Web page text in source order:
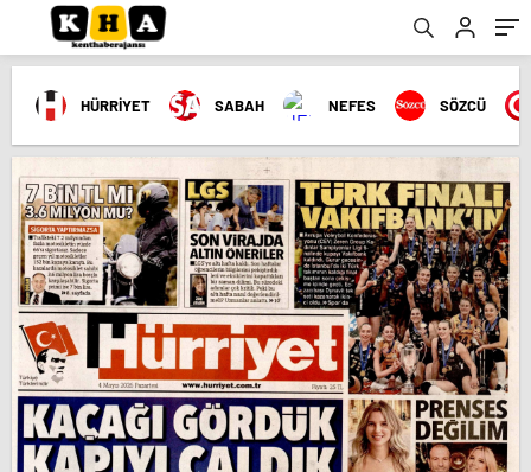
HÜRRİYET SABAH NEFES SÖZCÜ